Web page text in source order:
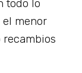
todo lo
el menor